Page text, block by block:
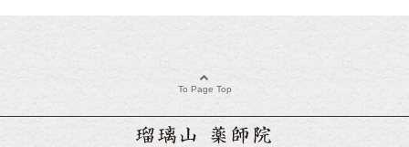
To Page Top